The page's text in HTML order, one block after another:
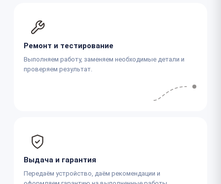
Ремонт и тестирование
Выполняем работу, заменяем необходимые детали и
проверяем результат.
Выдача и гарантия
Передаём устройство, даём рекомендации и